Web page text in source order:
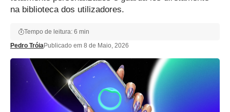
na biblioteca dos utilizadores.
Pedro TróiaPublicado em 8 de Maio, 2026
Tempo de leitura: 6 min